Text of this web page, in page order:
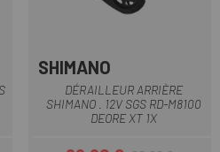
SHIMANO
DÉRAILLEUR ARRIÈRE
SHIMANO . 12V SGS RD-M8100
DEORE XT 1X